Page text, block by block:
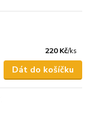
220 Kč/ks
Dát do košíčku